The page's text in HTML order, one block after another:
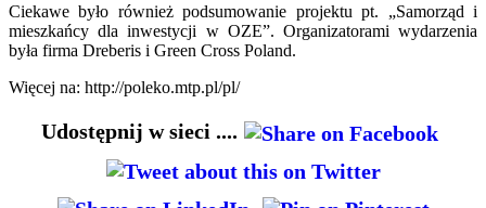
Ciekawe było również podsumowanie projektu pt. „Samorząd i
mieszkańcy dla inwestycji w OZE”. Organizatorami wydarzenia
była firma Dreberis i Green Cross Poland.
Więcej na: http://poleko.mtp.pl/pl/
Udostępnij w sieci ....